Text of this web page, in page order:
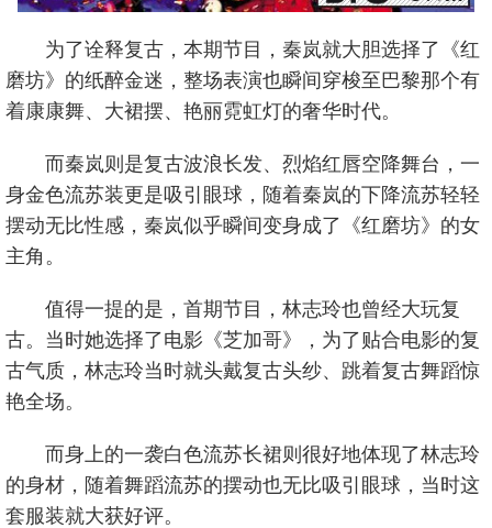
为了诠释复古，本期节目，秦岚就大胆选择了《红
磨坊》的纸醉金迷，整场表演也瞬间穿梭至巴黎那个有
着康康舞、大裙摆、艳丽霓虹灯的奢华时代。
而秦岚则是复古波浪长发、烈焰红唇空降舞台，一
身金色流苏装更是吸引眼球，随着秦岚的下降流苏轻轻
摆动无比性感，秦岚似乎瞬间变身成了《红磨坊》的女
主角。
值得一提的是，首期节目，林志玲也曾经大玩复
古。当时她选择了电影《芝加哥》，为了贴合电影的复
古气质，林志玲当时就头戴复古头纱、跳着复古舞蹈惊
艳全场。
而身上的一袭白色流苏长裙则很好地体现了林志玲
的身材，随着舞蹈流苏的摆动也无比吸引眼球，当时这
套服装就大获好评。